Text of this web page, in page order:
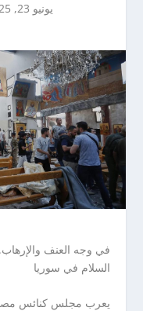
يونيو 23, 2025
في وجه العنف
السلام في سوريا
يعرب مجلس كنائس